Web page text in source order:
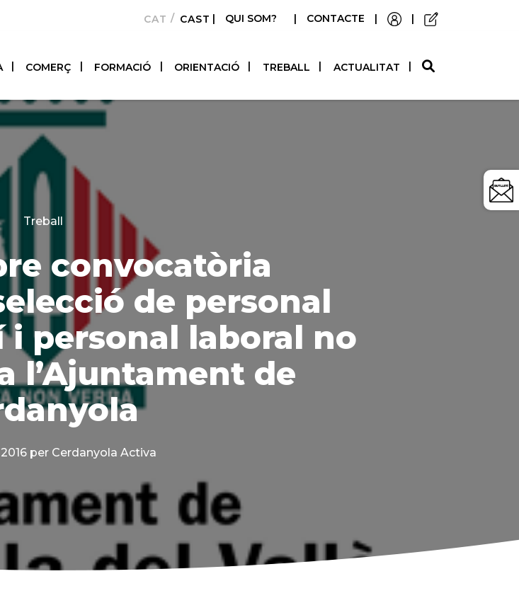
CATALÀCASTELLANO
| QUI SOM? | CONTACTE | |
COMERÇ FORMACIÓ ORIENTACIÓ TREBALL ACTUALITAT
Categories
Treball
convocatòria
de personal
personal laboral no
l’Ajuntament de
per Cerdanyola Activa